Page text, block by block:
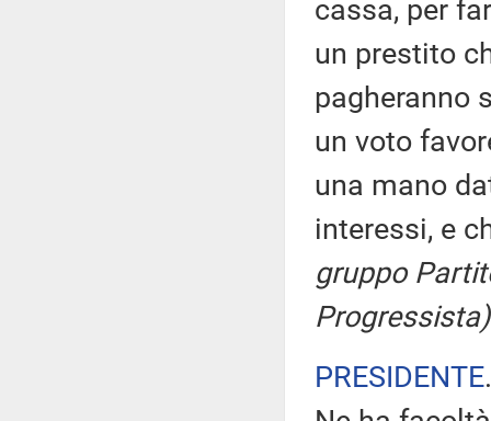
cassa, per
un prestito
pagheranno
un voto
una mano
interessi, e
gruppo
Progressista)
PRESIDENTE